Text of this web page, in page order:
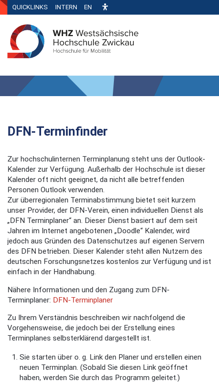
QUICKLINKS INTERN EN
DFN-Terminfinder
Zur hochschulinternen Terminplanung steht uns der Outlook-
Kalender zur Verfügung. Außerhalb der Hochschule ist dieser
Kalender oft nicht geeignet, da nicht alle betreffenden
Personen Outlook verwenden.
Zur überregionalen Terminabstimmung bietet seit kurzem
unser Provider, der DFN-Verein, einen individuellen Dienst als
„DFN Terminplaner“ an. Dieser Dienst basiert auf dem seit
Jahren im Internet angebotenen „Doodle“ Kalender, wird
jedoch aus Gründen des Datenschutzes auf eigenen Servern
des DFN betrieben. Dieser Kalender steht allen Nutzern des
deutschen Forschungsnetzes kostenlos zur Verfügung und ist
einfach in der Handhabung.
Nähere Informationen und den Zugang zum DFN-
Terminplaner: DFN-Terminplaner
Zu Ihrem Verständnis beschreiben wir nachfolgend die
Vorgehensweise, die jedoch bei der Erstellung eines
Terminplanes selbsterklärend dargestellt ist.
Sie starten über o. g. Link den Planer und erstellen einen
neuen Terminplan. (Sobald Sie diesen Link geöffnet
haben, werden Sie durch das Programm geleitet.)